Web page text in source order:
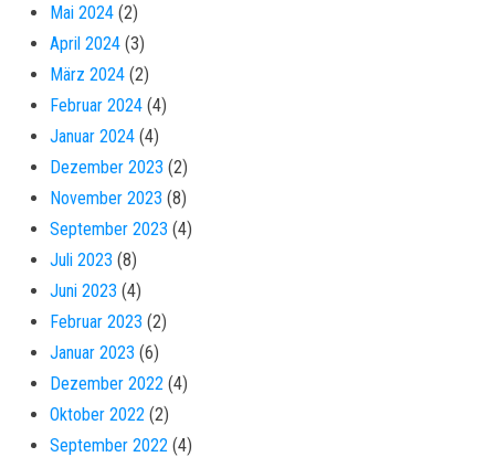
Mai 2024 (2)
April 2024 (3)
März 2024 (2)
Februar 2024 (4)
Januar 2024 (4)
Dezember 2023 (2)
November 2023 (8)
September 2023 (4)
Juli 2023 (8)
Juni 2023 (4)
Februar 2023 (2)
Januar 2023 (6)
Dezember 2022 (4)
Oktober 2022 (2)
September 2022 (4)